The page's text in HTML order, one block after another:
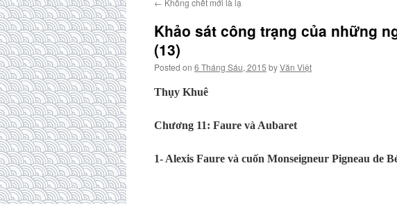
← Không chết mới là lạ
Khảo sát công trạng của những
(13)
Posted on 6 Tháng Sáu, 2015 byVăn Việt
Thụy Khuê
Chương 11: Faure và Aubaret
1- Alexis Faure và cuốn Monseigneur Pigneau de